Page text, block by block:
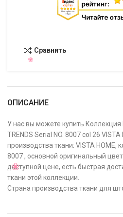
Сравнить
ОПИСАНИЕ
У нас вы можете купить
TRENDS Serial NO. 8007 col 26 VISTA
производства ткани: VISTA HOME,
8007 , основной оригинальный
доступной цене, есть быстрая
ткани этой коллекции.
Страна производства ткани для